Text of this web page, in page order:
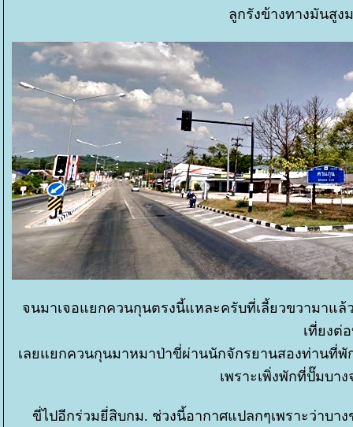
ลูกรังข้างทางมันสูง
จนมาเจอแยกควนกุนตรงนี้แหละครับที่เลี้ยวขวามาแ
เที่ยงต่
เลยแยกควนกุนมาหมาป่าขี่ผ่านนักจักรยานสองท่านที่
เพราะเพิ่งพักที่ปั๊มบา
ขี่ไปอีกร่วมยี่สิบกม. ช่วงนี้อากาศแปลกๆเพราะว่าบา